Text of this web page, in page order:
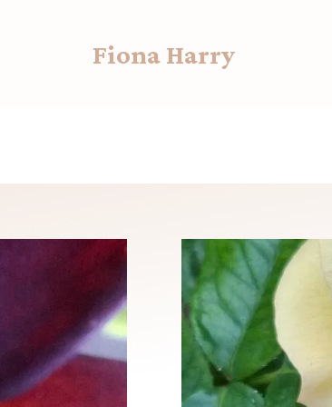
Fiona Harry